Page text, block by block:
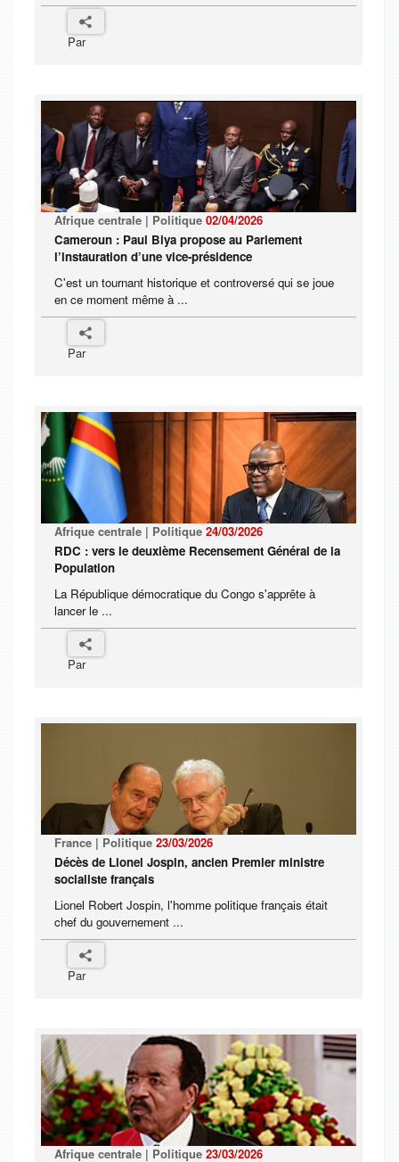
Par
Afrique centrale | Politique 02/04/2026
Cameroun : Paul Biya propose au Parlement
l’instauration d’une vice-présidence
C'est un tournant historique et controversé qui se joue
en ce moment même à ...
Par
Afrique centrale | Politique 24/03/2026
RDC : vers le deuxième Recensement Général de la
Population
La République démocratique du Congo s'apprête à
lancer le ...
Par
France | Politique 23/03/2026
Décès de Lionel Jospin, ancien Premier ministre
socialiste français
Lionel Robert Jospin, l'homme politique français était
chef du gouvernement ...
Par
Afrique centrale | Politique 23/03/2026